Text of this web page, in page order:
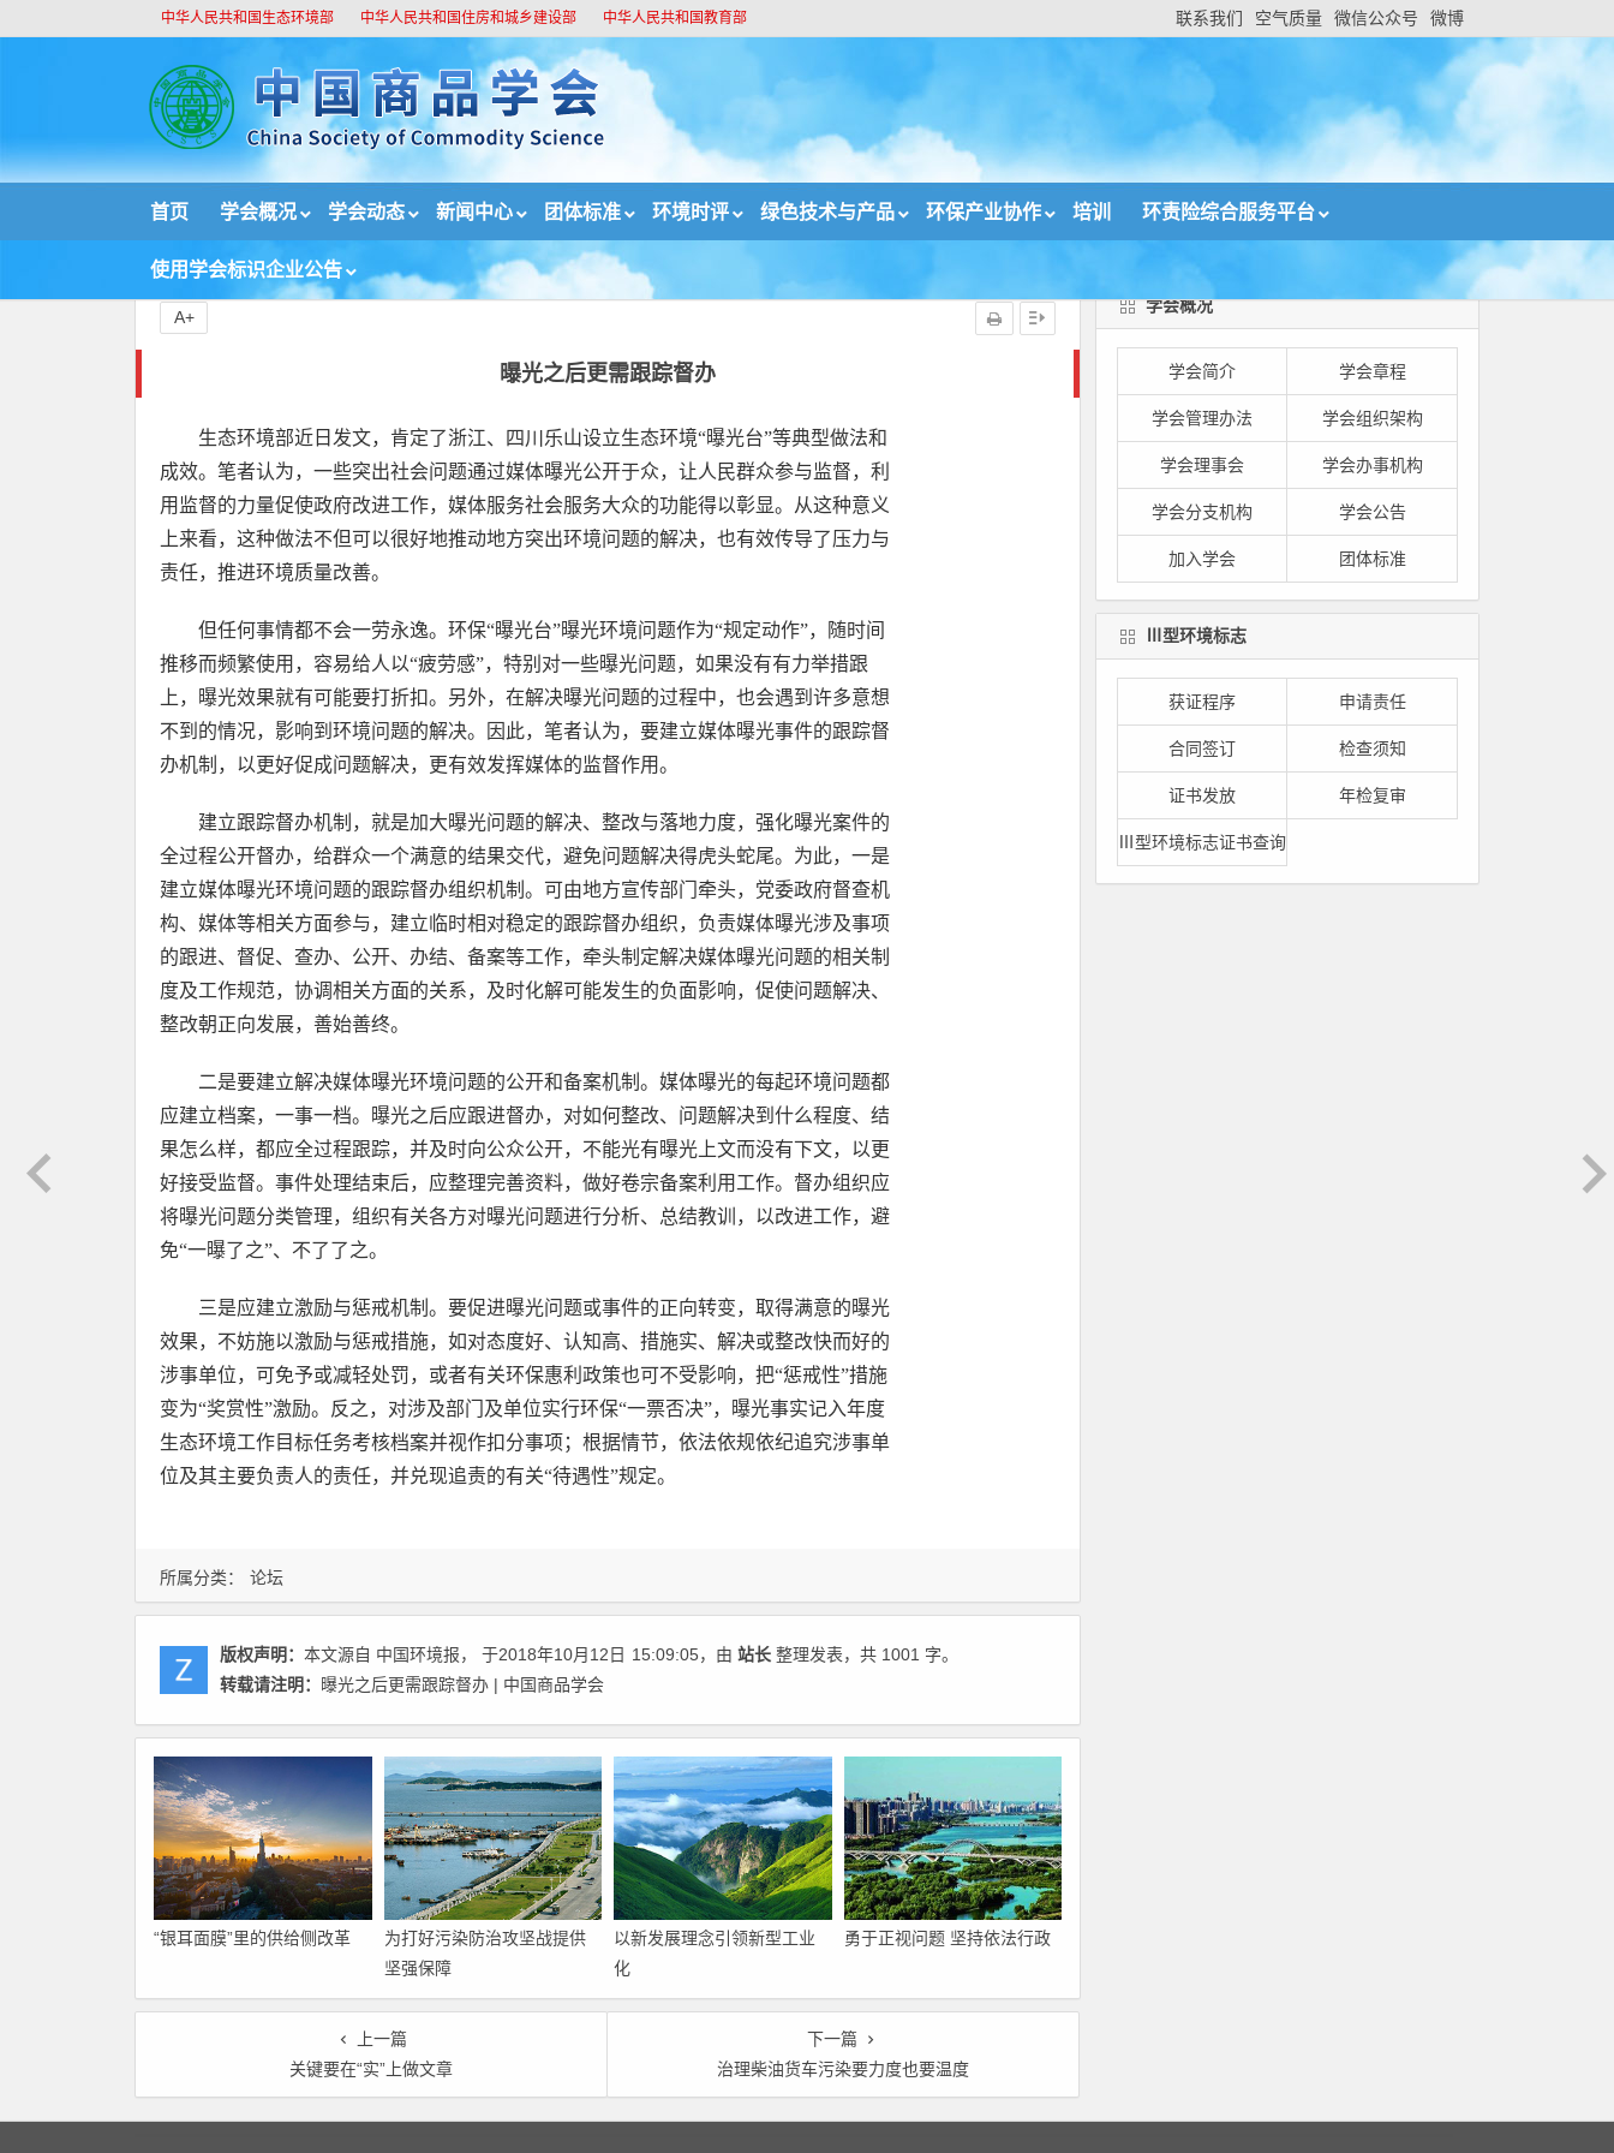
中华人民共和国生态环境部 中华人民共和国住房和城乡建设部 中华人民共和国教育部 联系我们 空气质量 微信公众号 微博
首页 学会概况 学会动态 新闻中心 团体标准 环境时评 绿色技术与产品 环保产业协作 培训 环责险综合服务平台
使用学会标识企业公告
//
首页 论坛 曝光之后更需跟踪督办
曝光之后更需跟踪督办
A+
所属分类： 论坛
生态环境部近日发文，肯定了浙江、四川乐山设立生态环境“曝光台”等典型做法和
成效。笔者认为，一些突出社会问题通过媒体曝光公开于众，让人民群众参与监督，利
用监督的力量促使政府改进工作，媒体服务社会服务大众的功能得以彰显。从这种意义
上来看，这种做法不但可以很好地推动地方突出环境问题的解决，也有效传导了压力与
责任，推进环境质量改善。
但任何事情都不会一劳永逸。环保“曝光台”曝光环境问题作为“规定动作”，随时间
推移而频繁使用，容易给人以“疲劳感”，特别对一些曝光问题，如果没有有力举措跟
上，曝光效果就有可能要打折扣。另外，在解决曝光问题的过程中，也会遇到许多意想
不到的情况，影响到环境问题的解决。因此，笔者认为，要建立媒体曝光事件的跟踪督
办机制，以更好促成问题解决，更有效发挥媒体的监督作用。
建立跟踪督办机制，就是加大曝光问题的解决、整改与落地力度，强化曝光案件的
全过程公开督办，给群众一个满意的结果交代，避免问题解决得虎头蛇尾。为此，一是
建立媒体曝光环境问题的跟踪督办组织机制。可由地方宣传部门牵头，党委政府督查机
构、媒体等相关方面参与，建立临时相对稳定的跟踪督办组织，负责媒体曝光涉及事项
的跟进、督促、查办、公开、办结、备案等工作，牵头制定解决媒体曝光问题的相关制
度及工作规范，协调相关方面的关系，及时化解可能发生的负面影响，促使问题解决、
整改朝正向发展，善始善终。
二是要建立解决媒体曝光环境问题的公开和备案机制。媒体曝光的每起环境问题都
应建立档案，一事一档。曝光之后应跟进督办，对如何整改、问题解决到什么程度、结
果怎么样，都应全过程跟踪，并及时向公众公开，不能光有曝光上文而没有下文，以更
好接受监督。事件处理结束后，应整理完善资料，做好卷宗备案利用工作。督办组织应
将曝光问题分类管理，组织有关各方对曝光问题进行分析、总结教训，以改进工作，避
免“一曝了之”、不了了之。
三是应建立激励与惩戒机制。要促进曝光问题或事件的正向转变，取得满意的曝光
效果，不妨施以激励与惩戒措施，如对态度好、认知高、措施实、解决或整改快而好的
涉事单位，可免予或减轻处罚，或者有关环保惠利政策也可不受影响，把“惩戒性”措施
变为“奖赏性”激励。反之，对涉及部门及单位实行环保“一票否决”，曝光事实记入年度
生态环境工作目标任务考核档案并视作扣分事项；根据情节，依法依规依纪追究涉事单
位及其主要负责人的责任，并兑现追责的有关“待遇性”规定。
版权声明： 本文源自 中国环境报， 于2018年10月12日 15:09:05，由 站长 整理发表，共 1001 字。
转载请注明：
曝光之后更需跟踪督办 | 中国商品学会
“银耳面膜”里的供给侧改革
为打好污染防治攻坚战提供
坚强保障
以新发展理念引领新型工业
化
勇于正视问题 坚持依法行政
上一篇
关键要在“实”上做文章
下一篇
治理柴油货车污染要力度也要温度
学会概况
学会简介 学会章程
学会管理办法 学会组织架构
学会理事会 学会办事机构
学会分支机构 学会公告
加入学会 团体标准
Ⅲ型环境标志
获证程序 申请责任
合同签订 检查须知
证书发放 年检复审
Ⅲ型环境标志证书查询